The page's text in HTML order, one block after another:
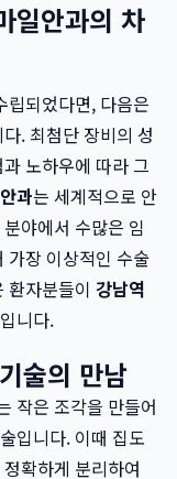
일안과의 차
립되었다면, 다음은
. 최첨단 장비의 성
노하우에 따라 그
과는 세계적으로 안
야에서 수많은 임
가장 이상적인 수술
환자분들이 강남역
니다.
술의 만남
작은 조각을 만들어
입니다. 이때 집도
확하게 분리하여